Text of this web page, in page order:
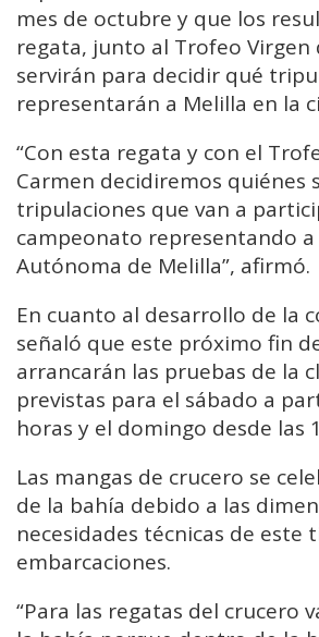
mes de octubre y que los
regata, junto al Trofeo Virgen
servirán para decidir qué
representarán a Melilla en la
“Con esta regata y con el
Carmen decidiremos quiénes
tripulaciones que van a
campeonato representando a
Autónoma de Melilla”, afirmó.
En cuanto al desarrollo de la
señaló que este próximo fin
arrancarán las pruebas de la
previstas para el sábado a
horas y el domingo desde las
Las mangas de crucero se
de la bahía debido a las
necesidades técnicas de este
embarcaciones.
“Para las regatas del crucero